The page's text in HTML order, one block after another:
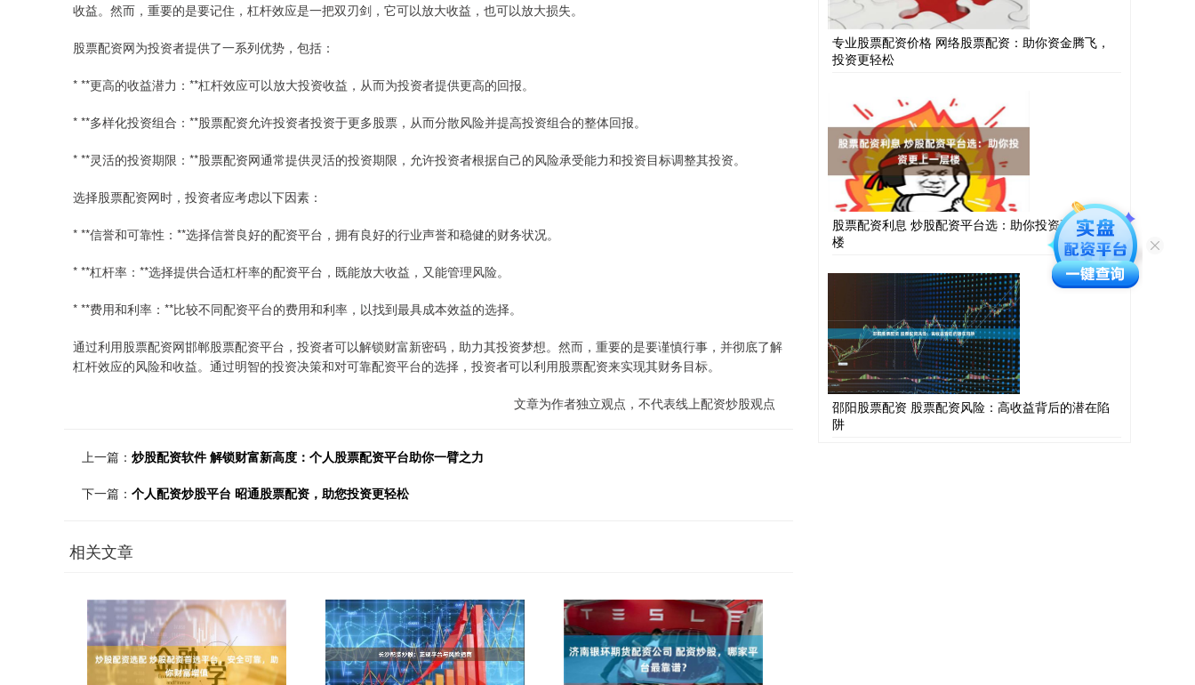
收益。然而，重要的是要记住，杠杆效应是一把双刃剑，它可以放大收益，也可以放大损失。
股票配资网为投资者提供了一系列优势，包括：
* **更高的收益潜力：**杠杆效应可以放大投资收益，从而为投资者提供更高的回报。
* **多样化投资组合：**股票配资允许投资者投资于更多股票，从而分散风险并提高投资组合的整体回报。
* **灵活的投资期限：**股票配资网通常提供灵活的投资期限，允许投资者根据自己的风险承受能力和投资目标调整其投资。
选择股票配资网时，投资者应考虑以下因素：
* **信誉和可靠性：**选择信誉良好的配资平台，拥有良好的行业声誉和稳健的财务状况。
* **杠杆率：**选择提供合适杠杆率的配资平台，既能放大收益，又能管理风险。
* **费用和利率：**比较不同配资平台的费用和利率，以找到最具成本效益的选择。
通过利用股票配资网邯郸股票配资平台，投资者可以解锁财富新密码，助力其投资梦想。然而，重要的是要谨慎行事，并彻底了解
杠杆效应的风险和收益。通过明智的投资决策和对可靠配资平台的选择，投资者可以利用股票配资来实现其财务目标。
文章为作者独立观点，不代表线上配资炒股观点
上一篇： 炒股配资软件 解锁财富新高度：个人股票配资平台助你一臂之力
下一篇： 个人配资炒股平台 昭通股票配资，助您投资更轻松
相关文章
专业股票配资价格 网络股票配资：助你资金腾飞，
投资更轻松
股票配资利息 炒股配资平台选：助你投资更上一层
楼
邵阳股票配资 股票配资风险：高收益背后的潜在陷
阱